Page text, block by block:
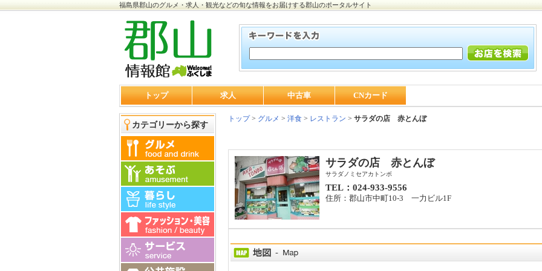
福島県郡山のグルメ・求人・観光などの旬な情報をお届けする郡山のポータルサイト
トップ 求人 中古車 CNカード
カテゴリーから探す
トップ> グルメ > 洋食 > レストラン > サラダの店 赤とんぼ
サラダの店 赤とんぼ
サラダノミセアカトンボ
TEL：024-933-9556
住所：郡山市中町10-3 一力ビル1F